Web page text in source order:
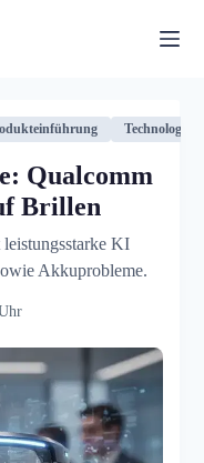
Technologie
Qualcomm
Brillen
KI
Akkuprobleme.